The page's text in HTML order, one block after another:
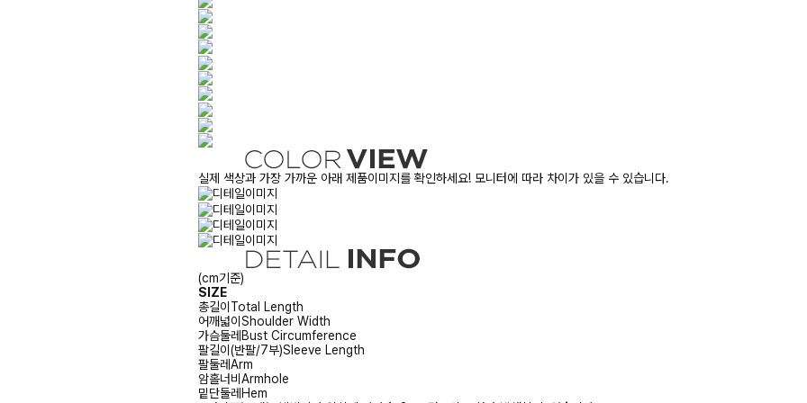
실제 색상과 가장 가까운 아래 제품이미지를 확인하세요! 모니터에 따라 차이가 있을 수 있습니다.
(cm기준)
SIZE
총길이 Total Length
어깨넓이 Shoulder Width
가슴둘레 Bust Circumference
팔길이(반팔/7부)Sleeve Length
팔둘레Arm
암홀너비 Armhole
밑단둘레 Hem